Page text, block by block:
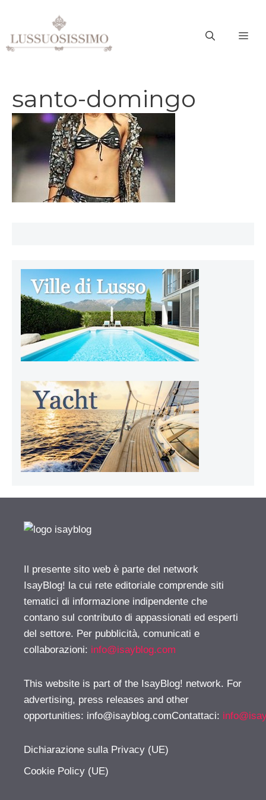
contenuto
santo-domingo
Il presente sito web è parte del network
IsayBlog! la cui rete editoriale comprende siti
tematici di informazione indipendente che
contano sul contributo di appassionati ed esperti
del settore. Per pubblicità, comunicati e
collaborazioni: info@isayblog.com
This website is part of the IsayBlog! network. For
advertising, press releases and other
opportunities: info@isayblog.comContattaci:
Dichiarazione sulla Privacy (UE)
Cookie Policy (UE)